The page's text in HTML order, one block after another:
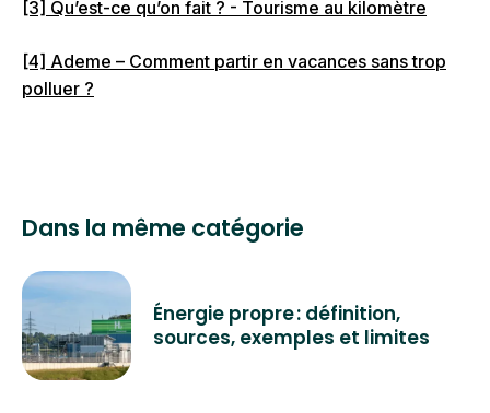
[3] Qu’est-ce qu’on fait ? - Tourisme au kilomètre
[4] Ademe – Comment partir en vacances sans trop
polluer ?
Dans la même catégorie
Énergie propre : définition,
sources, exemples et limites